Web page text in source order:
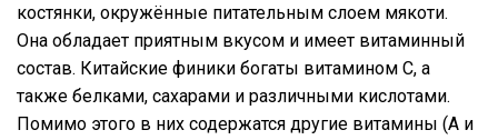
костянки, окружённые питательным слоем мякоти.
Она обладает приятным вкусом и имеет витаминный
состав. Китайские финики богаты витамином C, а
также белками, сахарами и различными кислотами.
Помимо этого в них содержатся другие витамины (A и